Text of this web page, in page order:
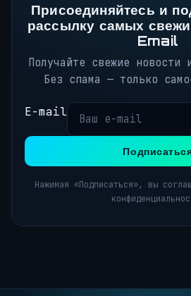
Присоединяйтесь и
рассылку самых
Email
Получайте свежие
Без спама — только
E-mail
Нажимая «Подписаться», вы